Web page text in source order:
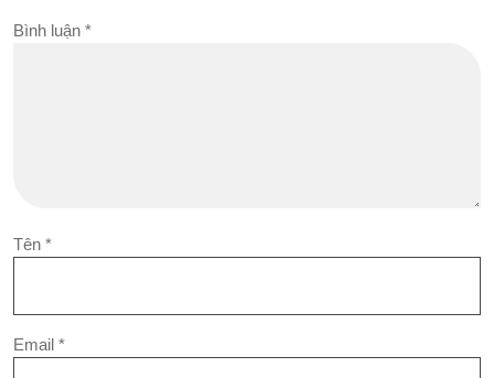
Bình luận *
Tên *
Email *